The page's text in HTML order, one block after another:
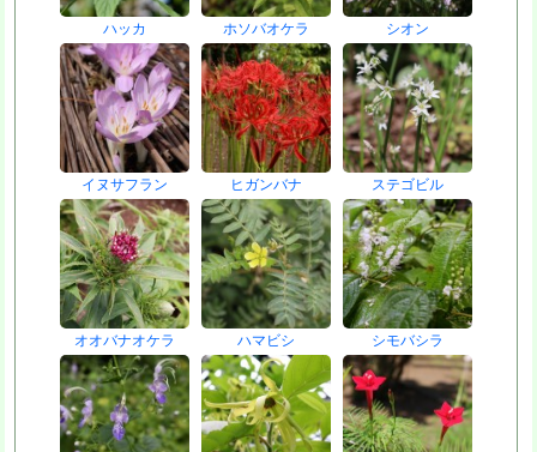
ハッカ ホソバオケラ シオン
イヌサフラン ヒガンバナ ステゴビル
オオバナオケラ ハマビシ シモバシラ